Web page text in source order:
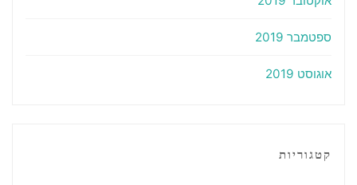
ספטמבר 2019
אוגוסט 2019
קטגוריות